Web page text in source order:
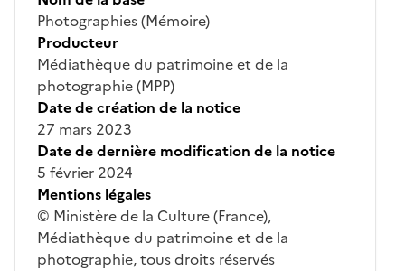
Photographies (Mémoire)
Producteur
Médiathèque du patrimoine et de la
photographie (MPP)
Date de création de la notice
27 mars 2023
Date de dernière modification de la notice
5 février 2024
Mentions légales
© Ministère de la Culture (France),
Médiathèque du patrimoine et de la
photographie, tous droits réservés